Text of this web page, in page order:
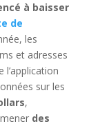
à baisser
de
les
et adresses
l’application
sur les
,
des